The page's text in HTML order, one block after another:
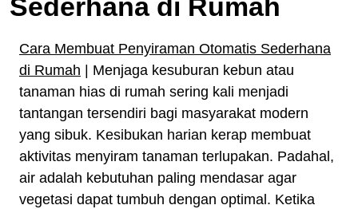
Sederhana di Rumah
Cara Membuat Penyiraman Otomatis Sederhana
di Rumah | Menjaga kesuburan kebun atau
tanaman hias di rumah sering kali menjadi
tantangan tersendiri bagi masyarakat modern
yang sibuk. Kesibukan harian kerap membuat
aktivitas menyiram tanaman terlupakan. Padahal,
air adalah kebutuhan paling mendasar agar
vegetasi dapat tumbuh dengan optimal. Ketika